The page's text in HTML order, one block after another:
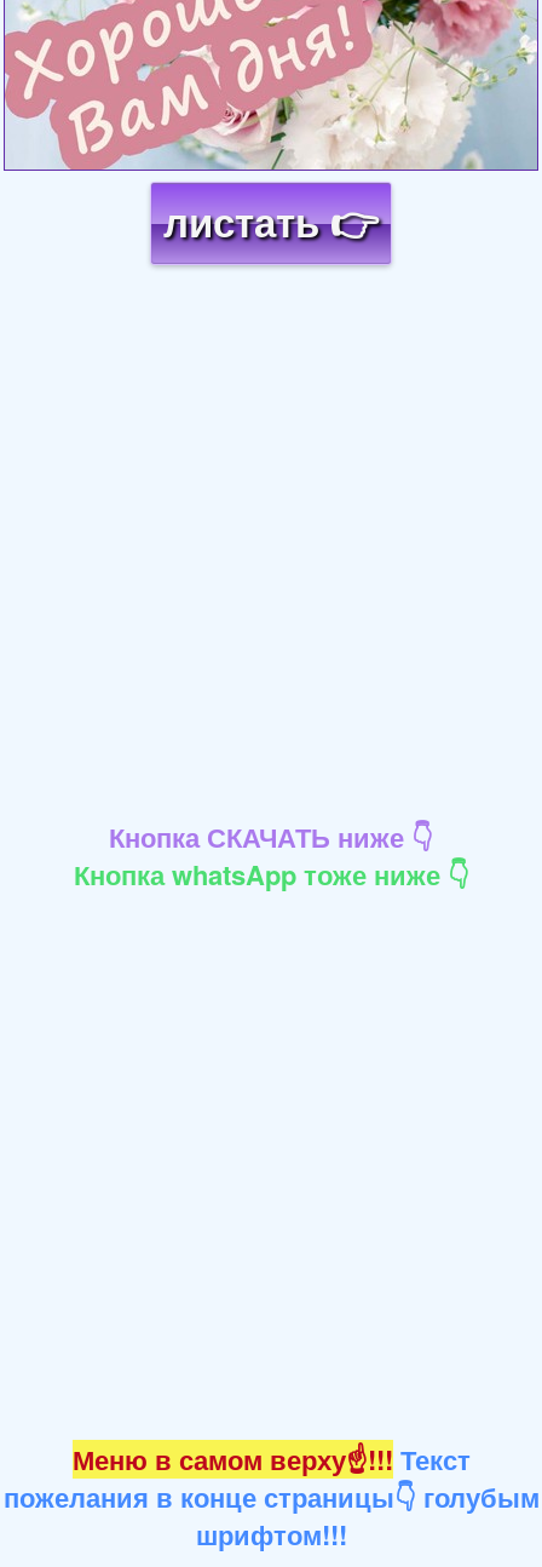
листать 👉
Кнопка СКАЧАТЬ ниже 👇
Кнопка whatsApp тоже ниже 👇
Меню в самом верху☝!!! Текст
пожелания в конце страницы👇 голубым
шрифтом!!!